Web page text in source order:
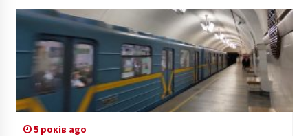
5 років ago